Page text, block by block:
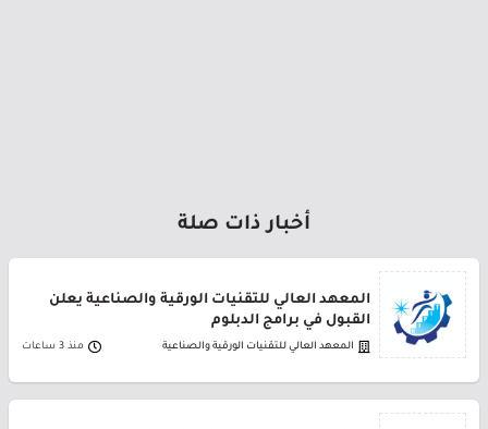
أخبار ذات صلة
المعهد العالي للتقنيات الورقية والصناعية يعلن
القبول في برامج الدبلوم
المعهد العالي للتقنيات الورقية والصناعية منذ 3 ساعات